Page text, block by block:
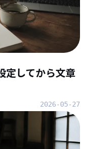
してから文章
2026-05-27